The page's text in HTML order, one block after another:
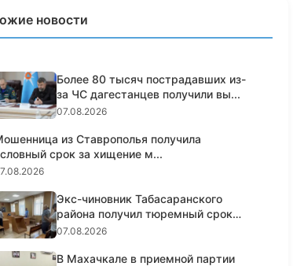
новости
Более 80 тысяч пострадавших из-
за ЧС дагестанцев получили вы...
07.08.2026
из Ставрополья получила
срок за хищение м...
Экс-чиновник Табасаранского
района получил тюремный срок
за...
07.08.2026
В Махачкале в приемной партии